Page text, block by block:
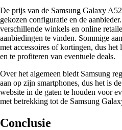
De prijs van de Samsung Galaxy
gekozen configuratie en de
verschillende winkels en online
aanbiedingen te vinden. Sommige
met accessoires of kortingen, dus
en te profiteren van eventuele deals.
Over het algemeen biedt Samsung
aan op zijn smartphones, dus het is
website in de gaten te houden voor
met betrekking tot de Samsung
Conclusie